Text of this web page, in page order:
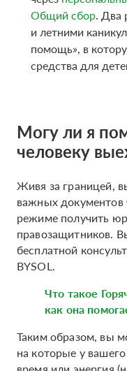
Общий сбор. Два
и летними
помощь», в
средства для
Могу ли я
человеку
Живя за границей,
важных документов
режиме получить
правозащитников.
бесплатной
BYSOL.
Что такое
как она
Таким образом, вы
на которые у